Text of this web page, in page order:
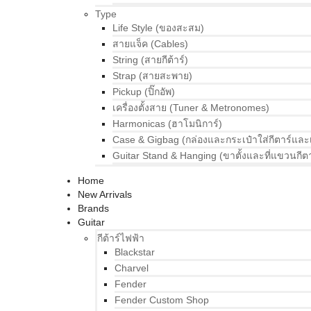
Type
Life Style (ของสะสม)
สายแจ็ค (Cables)
String (สายกีต้าร์)
Strap (สายสะพาย)
Pickup (ปิ๊กอัพ)
เครื่องตั้งสาย (Tuner & Metronomes)
Harmonicas (ฮาโมนิการ์)
Case & Gigbag (กล่องและกระเป๋าใส่กีตาร์และ
Guitar Stand & Hanging (ขาตั้งและที่แขวนกีต
Home
New Arrivals
Brands
Guitar
กีต้าร์ไฟฟ้า
Blackstar
Charvel
Fender
Fender Custom Shop